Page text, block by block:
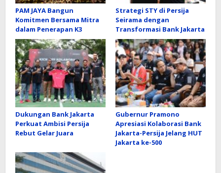
PAM JAYA Bangun
Komitmen Bersama Mitra
dalam Penerapan K3
Strategi STY di Persija
Seirama dengan
Transformasi Bank Jakarta
Dukungan Bank Jakarta
Perkuat Ambisi Persija
Rebut Gelar Juara
Gubernur Pramono
Apresiasi Kolaborasi Bank
Jakarta-Persija Jelang HUT
Jakarta ke-500